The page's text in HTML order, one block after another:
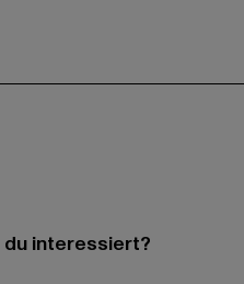
interessiert?